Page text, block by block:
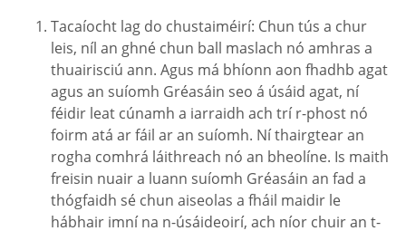
Tacaíocht lag do chustaiméirí: Chun tús a chur
leis, níl an ghné chun ball maslach nó amhras a
thuairisciú ann. Agus má bhíonn aon fhadhb agat
agus an suíomh Gréasáin seo á úsáid agat, ní
féidir leat cúnamh a iarraidh ach trí r-phost nó
foirm atá ar fáil ar an suíomh. Ní thairgtear an
rogha comhrá láithreach nó an bheolíne. Is maith
freisin nuair a luann suíomh Gréasáin an fad a
thógfaidh sé chun aiseolas a fháil maidir le
hábhair imní na n-úsáideoirí, ach níor chuir an t-